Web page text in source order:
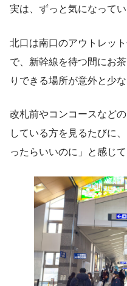
実は、ずっと気になって
北口は南口のアウトレッ
で、新幹線を待つ間にお
りできる場所が意外と少な
改札前やコンコースなど
している方を見るたびに
ったらいいのに」と感じて